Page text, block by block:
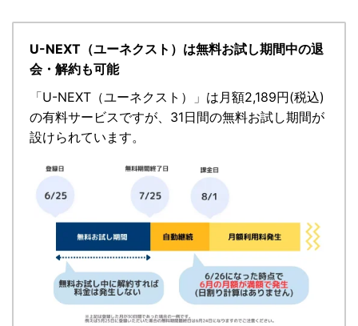
U-NEXT（ユーネクスト）は無料お試し期間中の退
会・解約も可能
「U-NEXT（ユーネクスト） 」 は月額2,189円(税込)
の有料サービスですが、 31日間の無料お試し期間が
設けられています。